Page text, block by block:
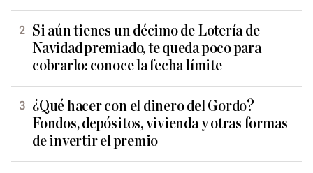
Si aún tienes un décimo de Lotería de
Navidad premiado, te queda poco para
cobrarlo: conoce la fecha límite
¿Qué hacer con el dinero del Gordo?
Fondos, depósitos, vivienda y otras formas
de invertir el premio